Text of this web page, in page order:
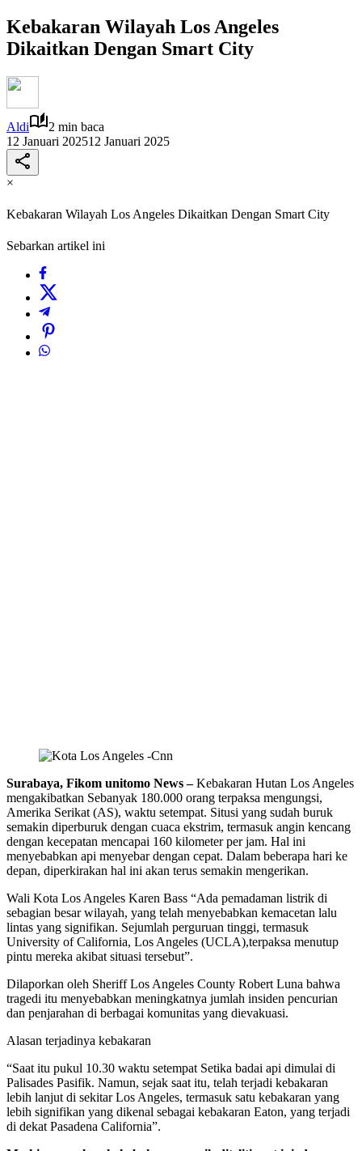
Kebakaran Wilayah Los Angeles
Dikaitkan Dengan Smart City
Aldi
2 min baca
12 Januari 202512 Januari 2025
×
Kebakaran Wilayah Los Angeles Dikaitkan Dengan Smart City
Sebarkan artikel ini
Surabaya, Fikom unitomo News –Kebakaran Hutan Los Angeles
mengakibatkan Sebanyak 180.000 orang terpaksa mengungsi,
Amerika Serikat (AS), waktu setempat. Situsi yang sudah buruk
semakin diperburuk dengan cuaca ekstrim, termasuk angin kencang
dengan kecepatan mencapai 160 kilometer per jam. Hal ini
menyebabkan api menyebar dengan cepat. Dalam beberapa hari ke
depan, diperkirakan hal ini akan terus semakin mengerikan.
Wali Kota Los Angeles Karen Bass “Ada pemadaman listrik di
sebagian besar wilayah, yang telah menyebabkan kemacetan lalu
lintas yang signifikan. Sejumlah perguruan tinggi, termasuk
University of California, Los Angeles (UCLA),terpaksa menutup
pintu mereka akibat situasi tersebut”.
Dilaporkan oleh Sheriff Los Angeles County Robert Luna bahwa
tragedi itu menyebabkan meningkatnya jumlah insiden pencurian
dan penjarahan di berbagai komunitas yang dievakuasi.
Alasan terjadinya kebakaran
“Saat itu pukul 10.30 waktu setempat Setika badai api dimulai di
Palisades Pasifik. Namun, sejak saat itu, telah terjadi kebakaran
lebih lanjut di sekitar Los Angeles, termasuk satu kebakaran yang
lebih signifikan yang dikenal sebagai kebakaran Eaton, yang terjadi
di dekat Pasadena California”.